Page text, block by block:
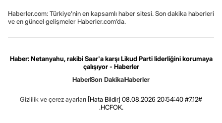
Haberler.com: Türkiye’nin en kapsamlı haber sitesi. Son dakika haberleri
ve en güncel gelişmeler Haberler.com’da.
Haber: Netanyahu, rakibi Saar'a karşı Likud Parti liderliğini korumaya
çalışıyor - Haberler
HaberSon DakikaHaberler
Gizlilik ve çerez ayarları [Hata Bildir] 08.08.2026 20:54:40 #7.12#
.HCFOK.